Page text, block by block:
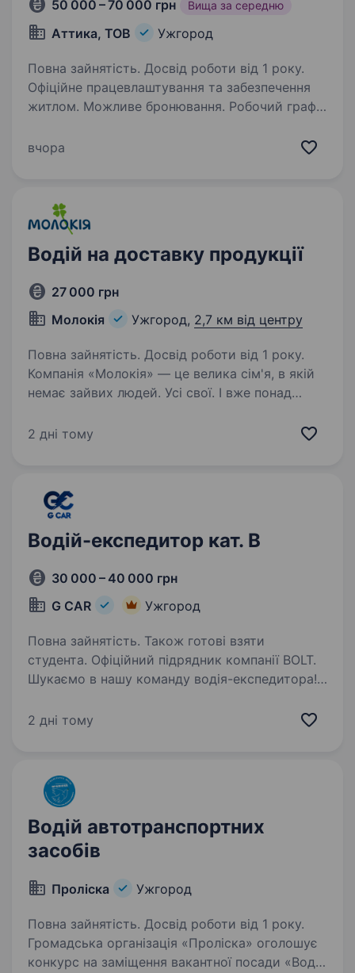
50 000 – 70 000 грн Вища за середню
Аттика, ТОВ Ужгород
Повна зайнятість. Досвід роботи від 1 року.
Офіційне працевлаштування та забезпечення
житлом. Можливе бронювання. Робочий графік
Роботи багато.
вчора
Водій на доставку продукції
27 000 грн
Молокія
Ужгород, 2,7 км від центру
Повна зайнятість. Досвід роботи від 1 року.
Компанія «Молокія» — це велика сім'я, в якій
немає зайвих людей. Усі свої. І вже понад
молочні продукти, в яких теж нема нічого
2 дні тому
Водій-експедитор кат. В
30 000 – 40 000 грн
G CAR
Ужгород
Повна зайнятість. Також готові взяти
студента. Офіційний підрядник компанії BOLT.
Шукаємо в нашу команду водія-експедитора!
Ужгород. Вимоги: Досвід водіння авто від
2 дні тому
Водій автотранспортних
засобів
Проліска Ужгород
Повна зайнятість. Досвід роботи від 1 року.
Громадська організація «Проліска» оголошує
конкурс на заміщення вакантної посади «Водій